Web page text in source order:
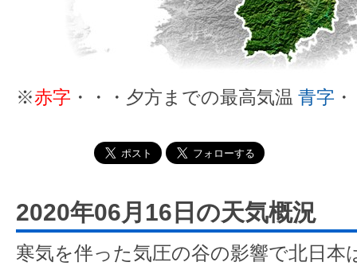
※赤字 ・・・夕方までの最高気温 青字
2020年06月16日の天気概況
寒気を伴った気圧の谷の影響で北日本